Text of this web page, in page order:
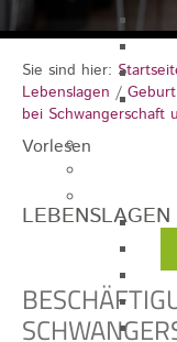
Sie sind hier:
Lebenslagen /Geburt
bei Schwangerschaft
Vorlesen
LEBENSLAGEN